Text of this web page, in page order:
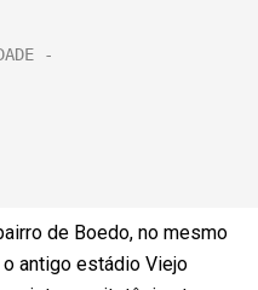
de Boedo, no mesmo
antigo estádio Viejo